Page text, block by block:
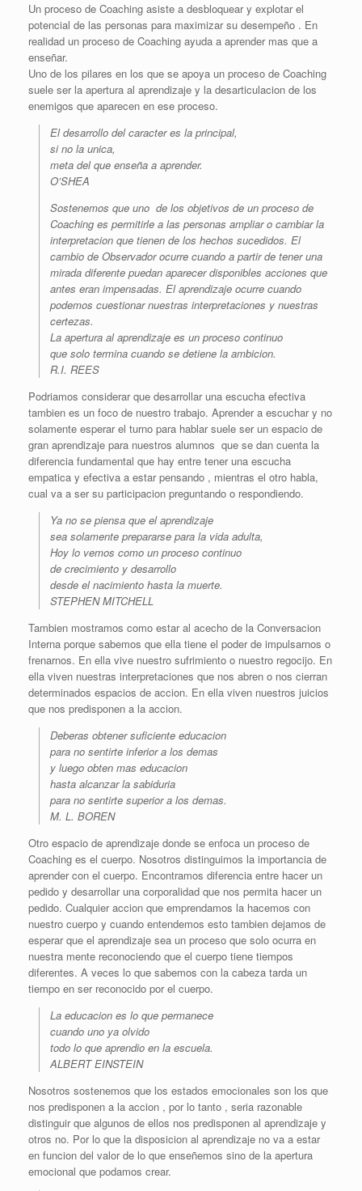
Un proceso de Coaching asiste a desbloquear y explotar el
potencial de las personas para maximizar su desempeño . En
realidad un proceso de Coaching ayuda a aprender mas que a
enseñar.
Uno de los pilares en los que se apoya un proceso de Coaching
suele ser la apertura al aprendizaje y la desarticulacion de los
enemigos que aparecen en ese proceso.
El desarrollo del caracter es la principal,
si no la unica,
meta del que enseña a aprender.
O’SHEA
Sostenemos que uno de los objetivos de un proceso de
Coaching es permitirle a las personas ampliar o cambiar la
interpretacion que tienen de los hechos sucedidos. El
cambio de Observador ocurre cuando a partir de tener una
mirada diferente puedan aparecer disponibles acciones que
antes eran impensadas. El aprendizaje ocurre cuando
podemos cuestionar nuestras interpretaciones y nuestras
certezas.
La apertura al aprendizaje es un proceso continuo
que solo termina cuando se detiene la ambicion.
R.I. REES
Podriamos considerar que desarrollar una escucha efectiva
tambien es un foco de nuestro trabajo. Aprender a escuchar y no
solamente esperar el turno para hablar suele ser un espacio de
gran aprendizaje para nuestros alumnos que se dan cuenta la
diferencia fundamental que hay entre tener una escucha
empatica y efectiva a estar pensando , mientras el otro habla,
cual va a ser su participacion preguntando o respondiendo.
Ya no se piensa que el aprendizaje
sea solamente prepararse para la vida adulta,
Hoy lo vemos como un proceso continuo
de crecimiento y desarrollo
desde el nacimiento hasta la muerte.
STEPHEN MITCHELL
Tambien mostramos como estar al acecho de la Conversacion
Interna porque sabemos que ella tiene el poder de impulsarnos o
frenarnos. En ella vive nuestro sufrimiento o nuestro regocijo. En
ella viven nuestras interpretaciones que nos abren o nos cierran
determinados espacios de accion. En ella viven nuestros juicios
que nos predisponen a la accion.
Deberas obtener suficiente educacion
para no sentirte inferior a los demas
y luego obten mas educacion
hasta alcanzar la sabiduria
para no sentirte superior a los demas.
M. L. BOREN
Otro espacio de aprendizaje donde se enfoca un proceso de
Coaching es el cuerpo. Nosotros distinguimos la importancia de
aprender con el cuerpo. Encontramos diferencia entre hacer un
pedido y desarrollar una corporalidad que nos permita hacer un
pedido. Cualquier accion que emprendamos la hacemos con
nuestro cuerpo y cuando entendemos esto tambien dejamos de
esperar que el aprendizaje sea un proceso que solo ocurra en
nuestra mente reconociendo que el cuerpo tiene tiempos
diferentes. A veces lo que sabemos con la cabeza tarda un
tiempo en ser reconocido por el cuerpo.
La educacion es lo que permanece
cuando uno ya olvido
todo lo que aprendio en la escuela.
ALBERT EINSTEIN
Nosotros sostenemos que los estados emocionales son los que
nos predisponen a la accion , por lo tanto , seria razonable
distinguir que algunos de ellos nos predisponen al aprendizaje y
otros no. Por lo que la disposicion al aprendizaje no va a estar
en funcion del valor de lo que enseñemos sino de la apertura
emocional que podamos crear.